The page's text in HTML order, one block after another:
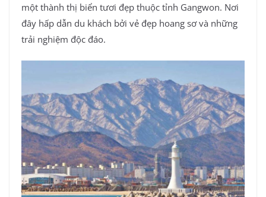
một thành thị biển tươi đẹp thuộc tỉnh Gangwon. Nơi
đây hấp dẫn du khách bởi vẻ đẹp hoang sơ và những
trải nghiệm độc đáo.